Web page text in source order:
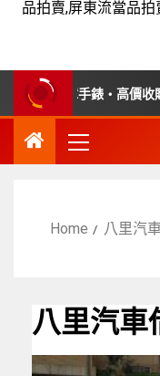
品拍賣,屏東流當品
購故障手錶・高價收購
Home 八里汽
八里汽車